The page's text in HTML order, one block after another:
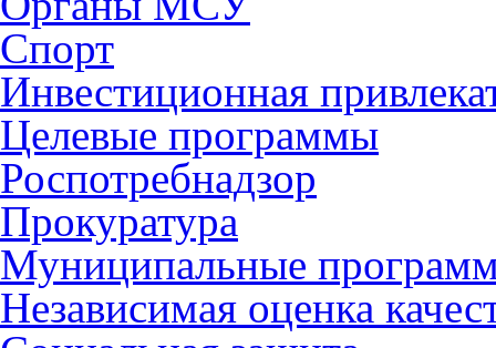
Спорт
Инвестиционная
Целевые программы
Роспотребнадзор
Прокуратура
Муниципальные
Независимая оценка